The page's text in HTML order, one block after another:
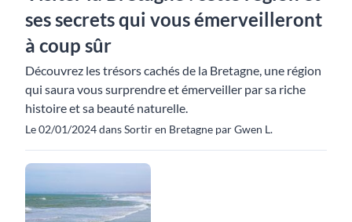
ses secrets qui vous émerveilleront
à coup sûr
Découvrez les trésors cachés de la Bretagne, une région
qui saura vous surprendre et émerveiller par sa riche
histoire et sa beauté naturelle.
Le 02/01/2024 dans Sortir en Bretagne par Gwen L.